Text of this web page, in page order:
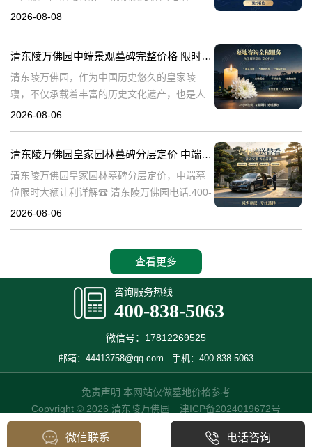
838-5063清东陵万佛园，作为中国历史悠久的
2026-08-08
清东陵万佛园中端景观墓碑完整价格 限时减免多年管理费详解
清东陵万佛园，作为中国历史悠久的皇家陵
寝，不仅承载着丰富的历史文化遗产，也是人
们缅怀先人、寄托哀思的重要场所。近年来，
清
2026-08-06
清东陵万佛园皇家园林墓碑分层定价 中端墓位限时大额让利详解
清东陵万佛园皇家园林墓碑分层定价，中端墓
位限时大额让利详解☎ 清东陵万佛园电话:400-
838-5063清东陵万佛园，作为中国历史上著名
2026-08-06
查看更多
咨询服务热线
400-838-5063
微信号：17812269525
邮箱：44413758@qq.com 手机：400-838-5063
免责声明:本网站仅做墓地价格参考
Copyright © 2026 清东陵万佛园 津ICP备2024019672号
微信联系 电话咨询